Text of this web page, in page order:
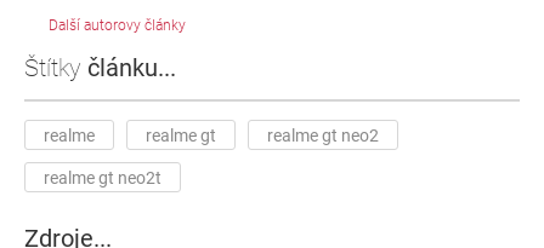
Další autorovy články
Štítky článku...
realme realme gt realme gt neo2
realme gt neo2t
Zdroje...